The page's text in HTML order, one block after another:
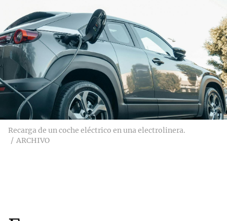
Recarga de un coche eléctrico en una electrolinera.
ARCHIVO